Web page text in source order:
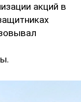
акций в